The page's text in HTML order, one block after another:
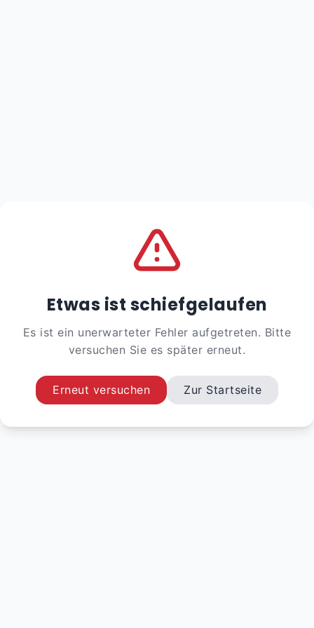
Etwas ist schiefgelaufen
Es ist ein unerwarteter Fehler aufgetreten. Bitte
versuchen Sie es später erneut.
Erneut versuchen Zur Startseite